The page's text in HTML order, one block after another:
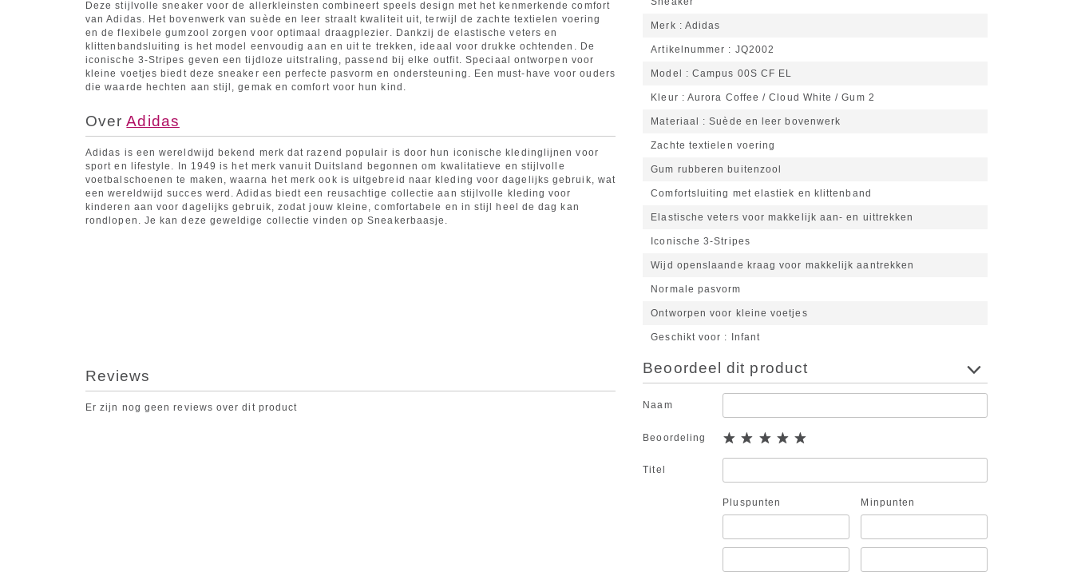
Deze stijlvolle sneaker voor de allerkleinsten combineert speels design met het kenmerkende comfort
van Adidas. Het bovenwerk van suède en leer straalt kwaliteit uit, terwijl de zachte textielen voering
en de flexibele gumzool zorgen voor optimaal draagplezier. Dankzij de elastische veters en
klittenbandsluiting is het model eenvoudig aan en uit te trekken, ideaal voor drukke ochtenden. De
iconische 3-Stripes geven een tijdloze uitstraling, passend bij elke outfit. Speciaal ontworpen voor
kleine voetjes biedt deze sneaker een perfecte pasvorm en ondersteuning. Een must-have voor ouders
die waarde hechten aan stijl, gemak en comfort voor hun kind.
OverAdidas
Adidas is een wereldwijd bekend merk dat razend populair is door hun iconische kledinglijnen voor
sport en lifestyle. In 1949 is het merk vanuit Duitsland begonnen om kwalitatieve en stijlvolle
voetbalschoenen te maken, waarna het merk ook is uitgebreid naar kleding voor dagelijks gebruik, wat
een wereldwijd succes werd. Adidas biedt een reusachtige collectie aan stijlvolle kleding voor
kinderen aan voor dagelijks gebruik, zodat jouw kleine, comfortabele en in stijl heel de dag kan
rondlopen. Je kan deze geweldige collectie vinden op Sneakerbaasje.
Merk Adidas
Artikelnummer JQ2002
Model Campus 00S CF EL
Kleur Aurora Coffee / Cloud White / Gum 2
Materiaal Suède en leer bovenwerk
Zachte textielen voering
Gum rubberen buitenzool
Comfortsluiting met elastiek en klittenband
Elastische veters voor makkelijk aan- en uittrekken
Iconische 3-Stripes
Wijd openslaande kraag voor makkelijk aantrekken
Normale pasvorm
Ontworpen voor kleine voetjes
Geschikt voor Infant
Reviews
Er zijn nog geen reviews over dit product
Beoordeel dit product
Naam
Beoordeling
Titel
Pluspunten Minpunten